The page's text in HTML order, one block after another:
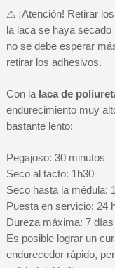
⚠ ¡Atención! Retirar
la laca se haya
no se debe esperar
retirar los adhesivos.
Con la laca de
endurecimiento muy
bastante lento:
Pegajoso: 30 minutos
Seco al tacto: 1h30
Seco hasta la médula:
Puesta en servicio: 24
Dureza máxima: 7 días
Es posible lograr un
endurecedor rápido,